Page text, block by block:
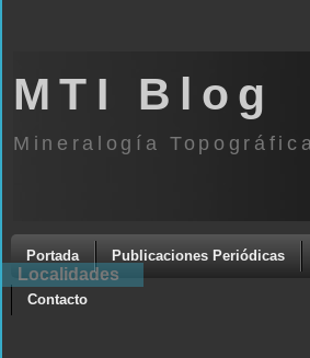
MTI Blog
Mineralogía
Portada Publicaciones Periódicas
Contacto
Localidades